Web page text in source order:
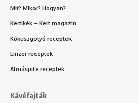
Mit? Mikor? Hogyan?
Kertikék – Kert magazin
Kókuszgolyó receptek
Linzer receptek
Almáspite receptek
Kávéfajták